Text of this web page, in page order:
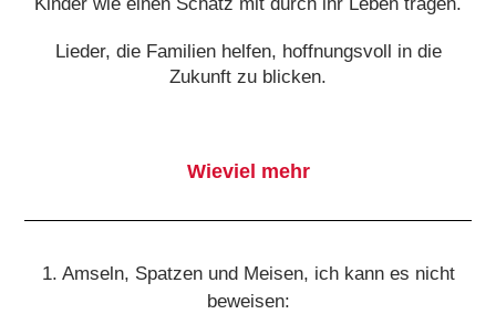
Wieviel mehr
1. Amseln, Spatzen und Meisen, ich kann es nicht
beweisen:
Kinder wie einen Schatz mit durch ihr Leben tragen.
Lieder, die Familien helfen, hoffnungsvoll in die
Zukunft zu blicken.